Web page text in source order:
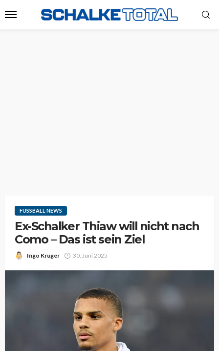
FUSSBALL NEWS
Ex-Schalker Thiaw will nicht nach
Como – Das ist sein Ziel
Ingo Krüger 30. Juni 2025